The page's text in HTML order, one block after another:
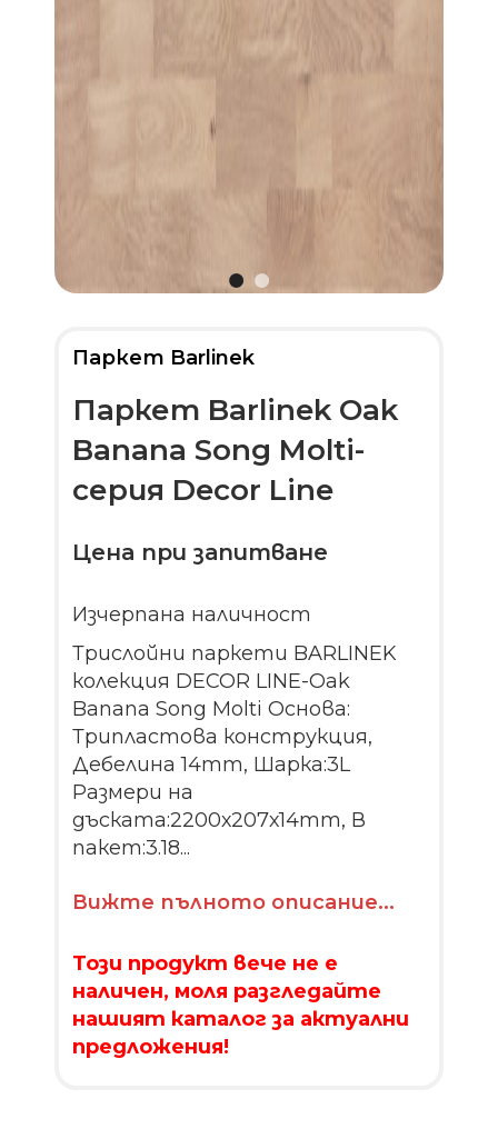
Паркет Barlinek
Паркет Barlinek Oak
Banana Song Molti-
серия Decor Line
Цена при запитване
Изчерпана наличност
Трислойни паркети BARLINEK
колекция DECOR LINE-Oak
Banana Song Molti Основа:
Трипластова конструкция,
Дебелина 14mm, Шарка:3L
Размери на
дъската:2200х207х14mm, В
пакет:3.18...
Вижте пълното описание...
Този продукт вече не е
наличен, моля разгледайте
нашият каталог за актуални
предложения!